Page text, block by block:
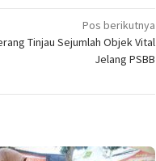
Pos berikutnya
Tinjau Sejumlah Objek Vital
Jelang PSBB